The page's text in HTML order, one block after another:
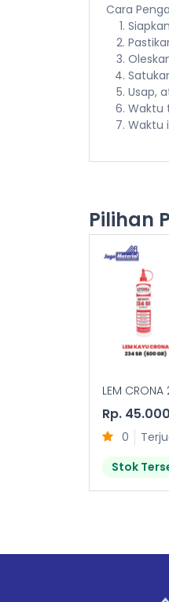
Cara
Usap,
Waktu
Waktu
Pilihan
LEM CRONA
Rp. 45.000
0
Stok